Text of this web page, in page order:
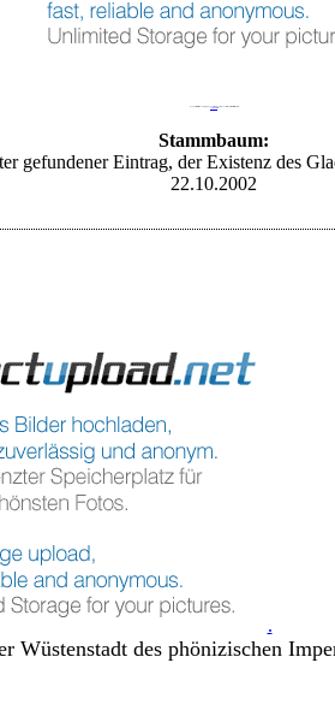
Stammbaum:
gefundener Eintrag, der Existenz des
22.10.2002
.
Wüstenstadt des phönizischen